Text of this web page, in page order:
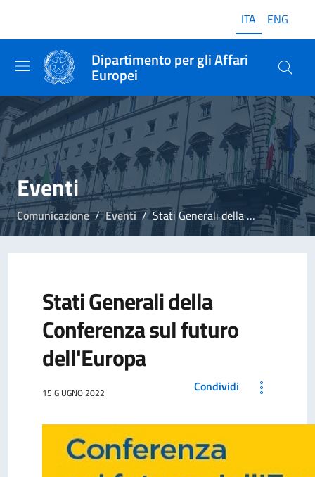
ITA ENG
Dipartimento per gli Affari
Europei
Eventi
Comunicazione Eventi Stati Generali della Conferenza sul futuro dell'Europa
Stati Generali della
Conferenza sul futuro
dell'Europa
15 GIUGNO 2022 Condividi